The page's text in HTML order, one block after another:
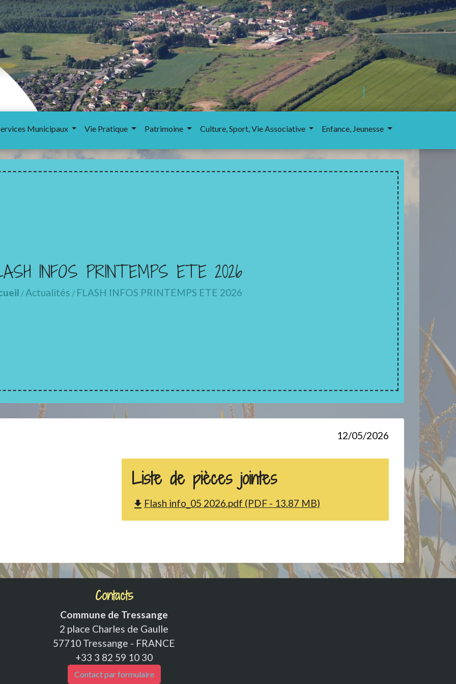
Municipaux Vie Pratique Patrimoine Culture, Sport, Vie Associative Enfance, Jeunesse
INFOS PRINTEMPS ETE 2026
/ Actualités / FLASH INFOS PRINTEMPS ETE 2026
12/05/2026
Liste de pièces jointes
file_download Flash info_05 2026.pdf (PDF - 13.87 MB)
Contacts
Commune de Tressange
2 place Charles de Gaulle
57710 Tressange - FRANCE
+33 3 82 59 10 30
Contact par formulaire